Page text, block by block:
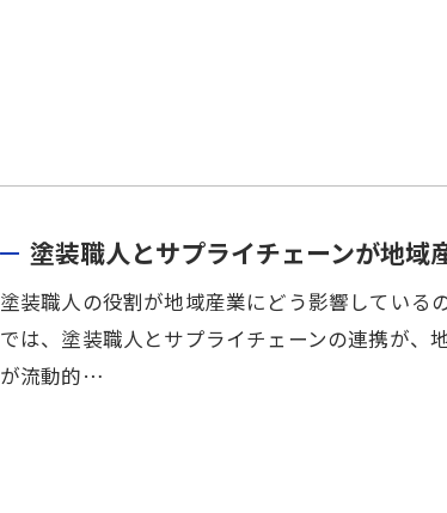
塗装職人とサプライチェーンが地域
塗装職人の役割が地域産業にどう影響してい
では、塗装職人とサプライチェーンの連携が、
が流動的…